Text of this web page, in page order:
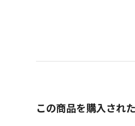
この商品を購入され